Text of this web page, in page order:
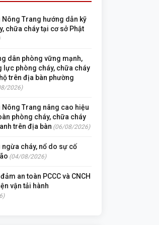
Nông Trang hướng dẫn kỹ
chữa cháy tại cơ sở Phật
dân phòng vững mạnh,
lực phòng cháy, chữa cháy
trên địa bàn phường
2026)
Nông Trang nâng cao hiệu
phòng cháy, chữa cháy
trên địa bàn (06/08/2026)
cháy, nổ do sự cố
(04/08/2026)
an toàn PCCC và CNCH
vận tải hành